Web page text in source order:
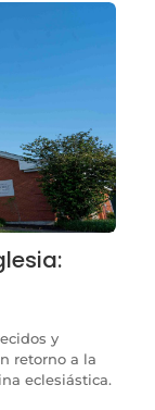
y
retorno a la
eclesiástica.